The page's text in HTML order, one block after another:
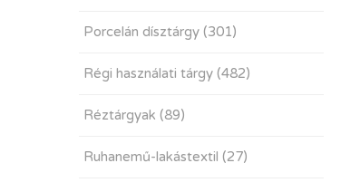
Porcelán dísztárgy (301)
Régi használati tárgy (482)
Réztárgyak (89)
Ruhanemű-lakástextil (27)